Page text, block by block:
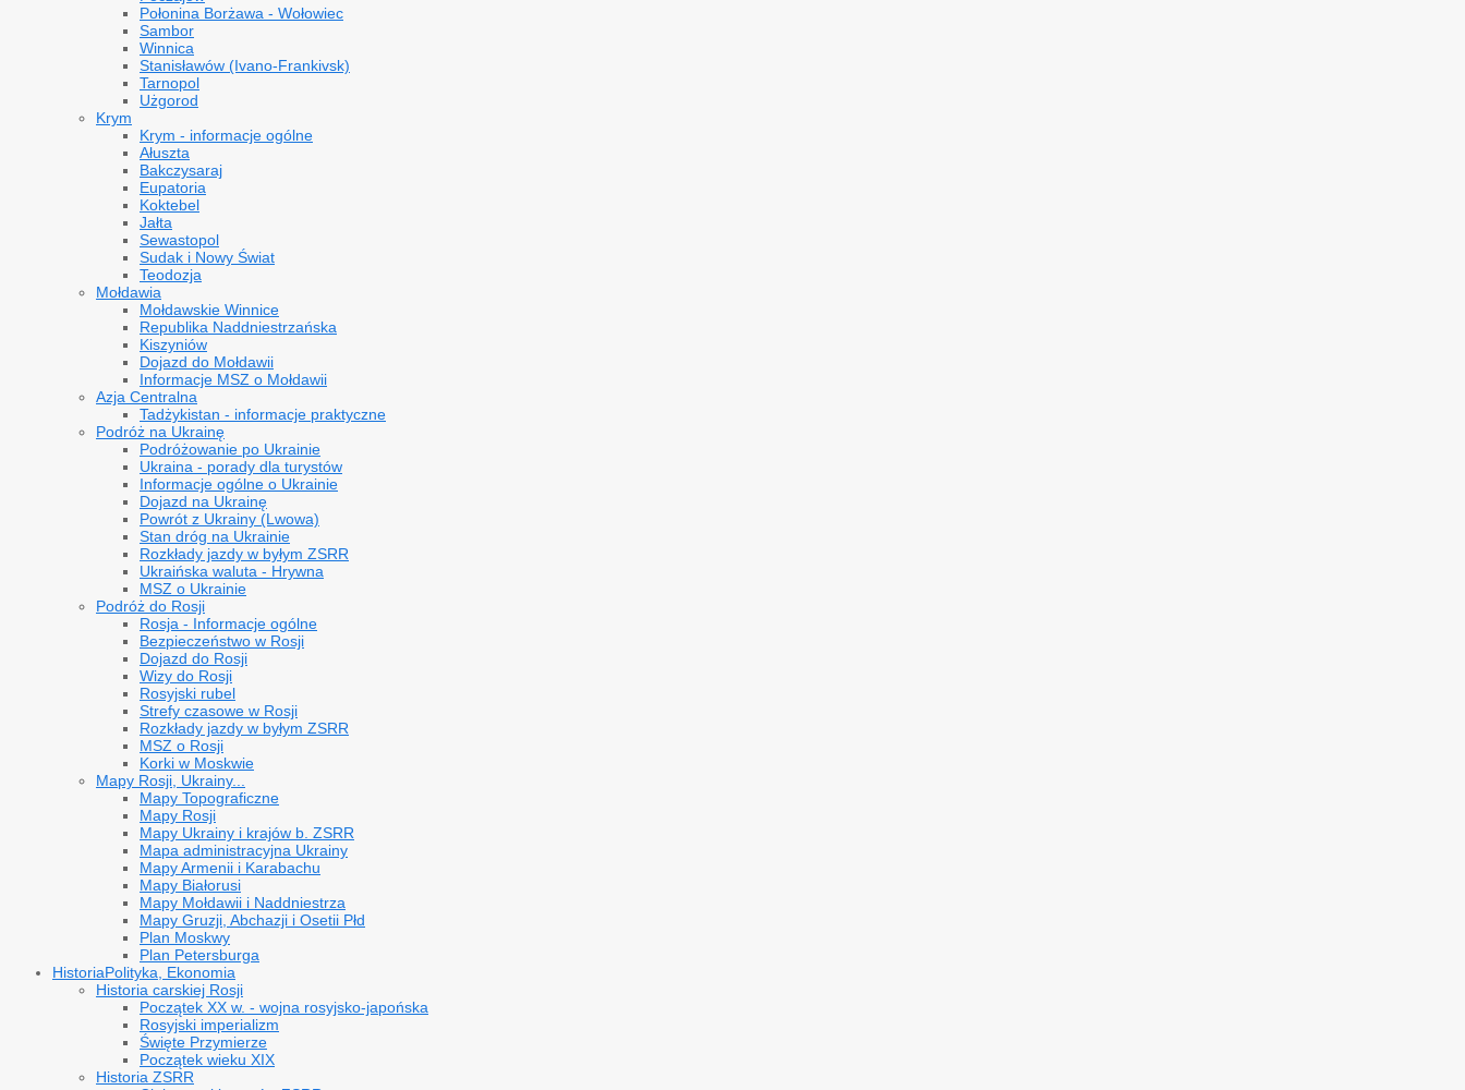
Połonina Borżawa - Wołowiec
Sambor
Winnica
Stanisławów (Ivano-Frankivsk)
Tarnopol
Użgorod
Krym
Krym - informacje ogólne
Ałuszta
Bakczysaraj
Eupatoria
Koktebel
Jałta
Sewastopol
Sudak i Nowy Świat
Teodozja
Mołdawia
Mołdawskie Winnice
Republika Naddniestrzańska
Kiszyniów
Dojazd do Mołdawii
Informacje MSZ o Mołdawii
Azja Centralna
Tadżykistan - informacje praktyczne
Podróż na Ukrainę
Podróżowanie po Ukrainie
Ukraina - porady dla turystów
Informacje ogólne o Ukrainie
Dojazd na Ukrainę
Powrót z Ukrainy (Lwowa)
Stan dróg na Ukrainie
Rozkłady jazdy w byłym ZSRR
Ukraińska waluta - Hrywna
MSZ o Ukrainie
Podróż do Rosji
Rosja - Informacje ogólne
Bezpieczeństwo w Rosji
Dojazd do Rosji
Wizy do Rosji
Rosyjski rubel
Strefy czasowe w Rosji
Rozkłady jazdy w byłym ZSRR
MSZ o Rosji
Korki w Moskwie
Mapy Rosji, Ukrainy...
Mapy Topograficzne
Mapy Rosji
Mapy Ukrainy i krajów b. ZSRR
Mapa administracyjna Ukrainy
Mapy Armenii i Karabachu
Mapy Białorusi
Mapy Mołdawii i Naddniestrza
Mapy Gruzji, Abchazji i Osetii Płd
Plan Moskwy
Plan Petersburga
HistoriaPolityka, Ekonomia
Historia carskiej Rosji
Początek XX w. - wojna rosyjsko-japońska
Rosyjski imperializm
Święte Przymierze
Początek wieku XIX
Historia ZSRR